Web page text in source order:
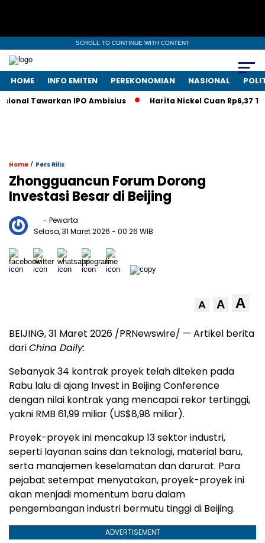
SCROLL TO CONTINUE WITH CONTENT
HOME INFO EMITEN PEREKONOMIAN NASIONAL
Tawarkan IPO Ambisius Harita Nickel Cuan Rp6,37
Home / Pers Rilis
Zhongguancun Forum Dorong
Investasi Besar di Beijing
- Pewarta
Selasa, 31 Maret 2026 - 00:26 WIB
A A A
BEIJING, 31 Maret 2026 /PRNewswire/ — Artikel berita
dariChina Daily:
Sebanyak 34 kontrak proyek telah diteken pada
Rabu lalu di ajang Invest in Beijing Conference
dengan nilai kontrak yang mencapai rekor tertinggi,
yakni RMB 61,99 miliar (US$8,98 miliar).
Proyek-proyek ini mencakup 13 sektor industri,
seperti layanan sains dan teknologi, material baru,
serta manajemen keselamatan dan darurat. Para
pejabat setempat menyatakan, proyek-proyek ini
akan menjadi momentum baru dalam
pengembangan industri bermutu tinggi di Beijing.
ADVERTISEMENT